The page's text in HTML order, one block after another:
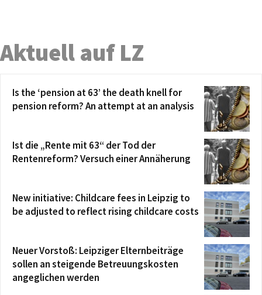
Aktuell auf LZ
Is the ‘pension at 63’ the death knell for
pension reform? An attempt at an analysis
Ist die „Rente mit 63“ der Tod der
Rentenreform? Versuch einer Annäherung
New initiative: Childcare fees in Leipzig to
be adjusted to reflect rising childcare costs
Neuer Vorstoß: Leipziger Elternbeiträge
sollen an steigende Betreuungskosten
angeglichen werden